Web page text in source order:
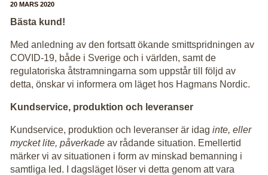
20 MARS 2020
Bästa kund!
Med anledning av den fortsatt ökande smittspridningen av
COVID-19, både i Sverige och i världen, samt de
regulatoriska åtstramningarna som uppstår till följd av
detta, önskar vi informera om läget hos Hagmans Nordic.
Kundservice, produktion och leveranser
Kundservice, produktion och leveranser är idag inte, eller
mycket lite, påverkade av rådande situation. Emellertid
märker vi av situationen i form av minskad bemanning i
samtliga led. I dagsläget löser vi detta genom att vara